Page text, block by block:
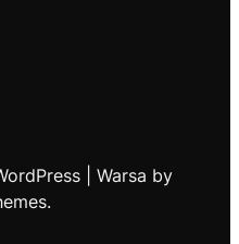
| Warsa by